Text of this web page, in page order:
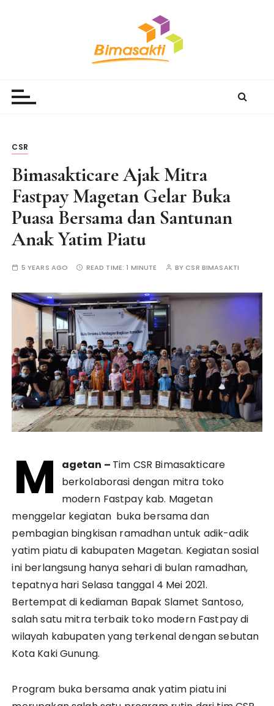
CSR
Bimasakticare Ajak Mitra
Fastpay Magetan Gelar Buka
Puasa Bersama dan Santunan
Anak Yatim Piatu
5 YEARS AGO READ TIME:1 MINUTE BY CSR BIMASAKTI
M agetan – Tim CSR Bimasakticare
berkolaborasi dengan mitra toko
modern Fastpay kab. Magetan
menggelar kegiatan buka bersama dan
pembagian bingkisan ramadhan untuk adik-adik
yatim piatu di kabupaten Magetan. Kegiatan sosial
ini berlangsung hanya sehari di bulan ramadhan,
tepatnya hari Selasa tanggal 4 Mei 2021.
Bertempat di kediaman Bapak Slamet Santoso,
salah satu mitra terbaik toko modern Fastpay di
wilayah kabupaten yang terkenal dengan sebutan
Kota Kaki Gunung.
Program buka bersama anak yatim piatu ini